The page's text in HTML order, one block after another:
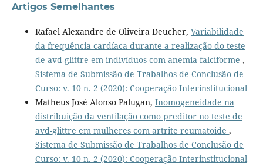
Artigos Semelhantes
Rafael Alexandre de Oliveira Deucher, Variabilidade
da frequência cardíaca durante a realização do teste
de avd-glittre em indivíduos com anemia falciforme ,
Sistema de Submissão de Trabalhos de Conclusão de
Curso: v. 10 n. 2 (2020): Cooperação Interinstitucional
Matheus José Alonso Palugan, Inomogeneidade na
distribuição da ventilação como preditor no teste de
avd-glittre em mulheres com artrite reumatoide ,
Sistema de Submissão de Trabalhos de Conclusão de
Curso: v. 10 n. 2 (2020): Cooperação Interinstitucional